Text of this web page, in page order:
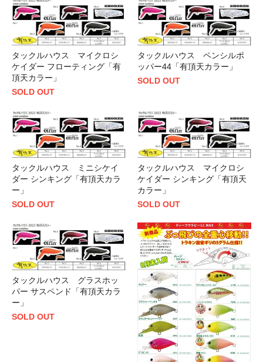
タックルハウス マイクロシ
ケイダー フローティング「有
頂天カラー」
SOLD OUT
タックルハウス ペンシルポ
ッパー44「有頂天カラー」
SOLD OUT
タックルハウス ミニシケイ
ダー シンキング「有頂天カラ
ー」
SOLD OUT
タックルハウス マイクロシ
ケイダー シンキング「有頂天
カラー」
SOLD OUT
タックルハウス グラスホッ
パー サスペンド「有頂天カラ
ー」
SOLD OUT